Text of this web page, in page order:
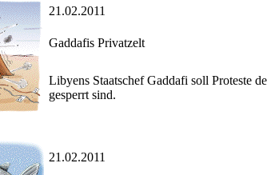
21.02.2011
Gaddafis Privatzelt
Libyens Staatschef Gaddafi soll Proteste
gesperrt sind.
21.02.2011